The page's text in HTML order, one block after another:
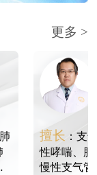
更多 >
擅长 ：支
性哮喘、
慢性支气